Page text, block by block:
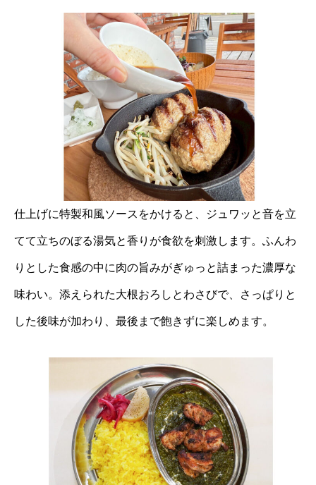
仕上げに特製和風ソースをかけると、ジュワッと音を立
てて立ちのぼる湯気と香りが食欲を刺激します。ふんわ
りとした食感の中に肉の旨みがぎゅっと詰まった濃厚な
味わい。添えられた大根おろしとわさびで、さっぱりと
した後味が加わり、最後まで飽きずに楽しめます。